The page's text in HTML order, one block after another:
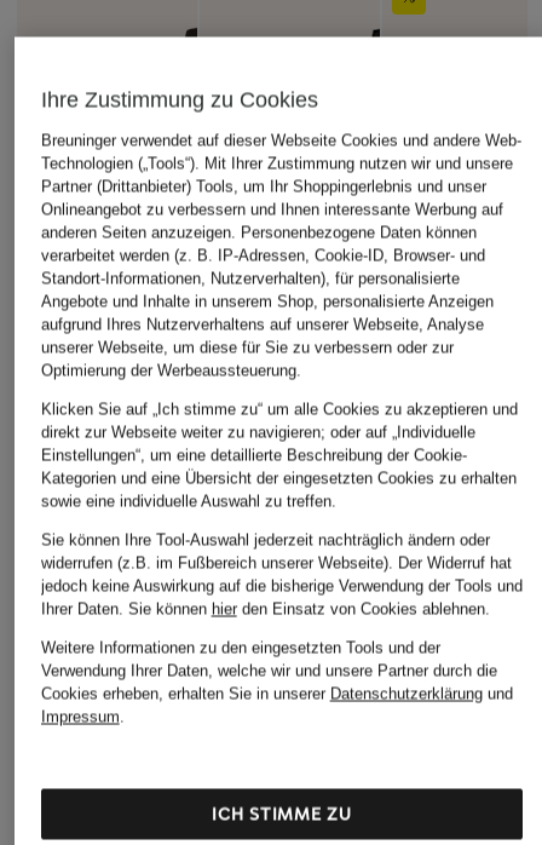
HOBBS
Hose GAEL
CAMBIO
Culotte CAMERON
+Aktionsrabatt
129,99 €
Ihre Zustimmung zu Cookies
Breuninger verwendet auf dieser Webseite Cookies und andere Web-
Technologien („Tools“). Mit Ihrer Zustimmung nutzen wir und unsere
Partner (Drittanbieter) Tools, um Ihr Shoppingerlebnis und unser
Onlineangebot zu verbessern und Ihnen interessante Werbung auf
anderen Seiten anzuzeigen. Personenbezogene Daten können
verarbeitet werden (z. B. IP-Adressen, Cookie-ID, Browser- und
Standort-Informationen, Nutzerverhalten), für personalisierte
Angebote und Inhalte in unserem Shop, personalisierte Anzeigen
aufgrund Ihres Nutzerverhaltens auf unserer Webseite, Analyse
unserer Webseite, um diese für Sie zu verbessern oder zur
Optimierung der Werbeaussteuerung.
Klicken Sie auf „Ich stimme zu“ um alle Cookies zu akzeptieren und
direkt zur Webseite weiter zu navigieren; oder auf „Individuelle
Einstellungen“, um eine detaillierte Beschreibung der Cookie-
Kategorien und eine Übersicht der eingesetzten Cookies zu erhalten
sowie eine individuelle Auswahl zu treffen.
Sie können Ihre Tool-Auswahl jederzeit nachträglich ändern oder
widerrufen (z.B. im Fußbereich unserer Webseite). Der Widerruf hat
jedoch keine Auswirkung auf die bisherige Verwendung der Tools und
Ihrer Daten. Sie können hierden Einsatz von Cookies ablehnen.
Weitere Informationen zu den eingesetzten Tools und der
Verwendung Ihrer Daten, welche wir und unsere Partner durch die
Cookies erheben, erhalten Sie in unserer Datenschutzerklärungund
Impressum.
ICH STIMME ZU